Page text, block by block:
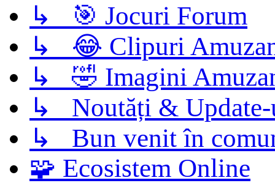
↳ 🎯 Jocuri Forum
↳ 😂 Clipuri
↳ 🤣 Imagini
↳ Noutăți &
↳ Bun venit în
🧩 Ecosistem Online